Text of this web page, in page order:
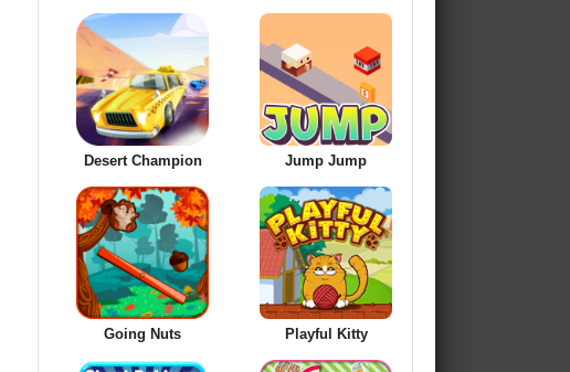
Desert Champion Jump Jump
Going Nuts Playful Kitty